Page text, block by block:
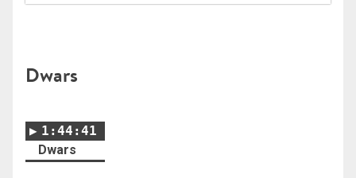
Dwars
1:44:41
Dwars